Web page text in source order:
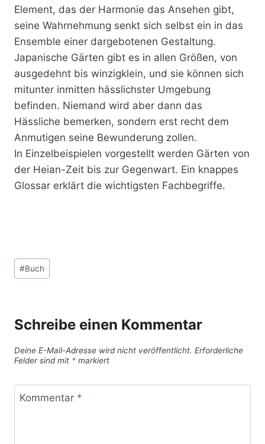
Element, das der Harmonie das Ansehen gibt,
seine Wahrnehmung senkt sich selbst ein in das
Ensemble einer dargebotenen Gestaltung.
Japanische Gärten gibt es in allen Größen, von
ausgedehnt bis winzigklein, und sie können sich
mitunter inmitten hässlichster Umgebung
befinden. Niemand wird aber dann das
Hässliche bemerken, sondern erst recht dem
Anmutigen seine Bewunderung zollen.
In Einzelbeispielen vorgestellt werden Gärten von
der Heian-Zeit bis zur Gegenwart. Ein knappes
Glossar erklärt die wichtigsten Fachbegriffe.
Schlagworte:
#Buch
Schreibe einen Kommentar
Deine E-Mail-Adresse wird nicht veröffentlicht. Erforderliche
Felder sind mit * markiert
Kommentar *